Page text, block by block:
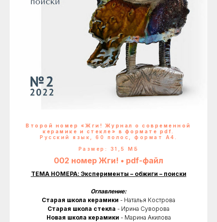
Второй номер «Жги! Журнал о современной
керамике и стекле» в формате pdf.
Русский язык, 60 полос, формат А4.
Размер: 31,5 МБ
002 номер Жги! • pdf-файл
ТЕМА НОМЕРА: Эксперименты – обжиги – поиски
Оглавление:
Старая школа керамики - Наталья Кострова
Старая школа стекла - Ирина Суворова
Новая школа керамики - Марина Акилова